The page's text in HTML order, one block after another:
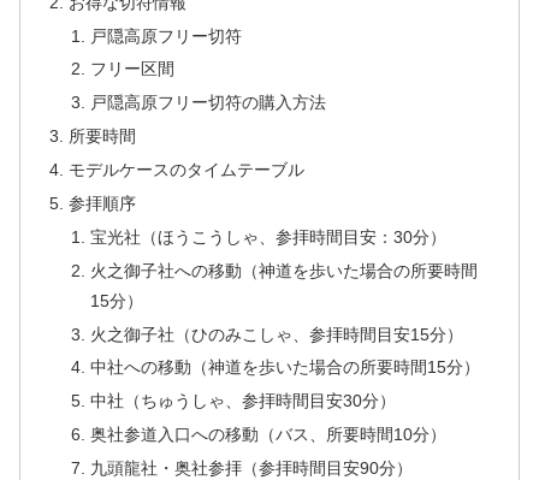
戸隠高原フリー切符
フリー区間
戸隠高原フリー切符の購入方法
所要時間
モデルケースのタイムテーブル
参拝順序
宝光社（ほうこうしゃ、参拝時間目安：30分）
火之御子社への移動（神道を歩いた場合の所要時間
15分）
火之御子社（ひのみこしゃ、参拝時間目安15分）
中社への移動（神道を歩いた場合の所要時間15分）
中社（ちゅうしゃ、参拝時間目安30分）
奥社参道入口への移動（バス、所要時間10分）
九頭龍社・奥社参拝（参拝時間目安90分）